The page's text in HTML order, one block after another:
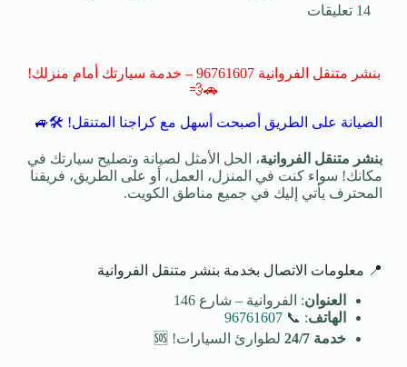
14 تعليقات
بنشر متنقل الفروانية 96761607 – خدمة سيارتك أمام منزلك!
🚗💨
الصيانة على الطريق أصبحت أسهل مع كراجنا المتنقل! 🛠️🚙
بنشر متنقل الفروانية، الحل الأمثل لصيانة وتصليح سيارتك في
مكانك! سواء كنت في المنزل، العمل، أو على الطريق، فريقنا
المحترف يأتي إليك في جميع مناطق الكويت.
📍 معلومات الاتصال بخدمة بنشر متنقل الفروانية
العنوان: الفروانية – شارع 146
الهاتف: 📞
96761607
خدمة 24/7
لطوارئ السيارات! 🆘